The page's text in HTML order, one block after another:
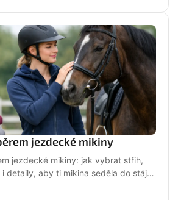
jezdecké mikiny
jezdecké mikiny: jak vybrat střih,
detaily, aby ti mikina seděla do stáje,